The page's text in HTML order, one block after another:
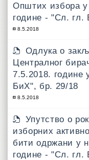
Општих избора
године - "Сл. гл.
8.5.2018
Одлукa о
Централног
7.5.2018. године
БиХ", бр. 29/18
8.5.2018
Упутствo о
изборних
бити одржани у
године - "Сл. гл.